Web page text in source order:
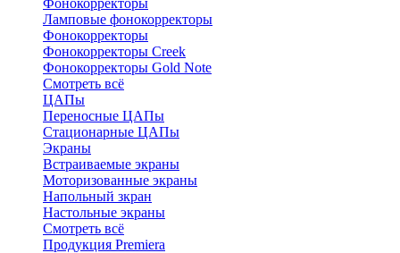
Фонокорректоры
Ламповые фонокорректоры
Фонокорректоры
Фонокорректоры Creek
Фонокорректоры Gold Note
Смотреть всё
ЦАПы
Переносные ЦАПы
Стационарные ЦАПы
Экраны
Встраиваемые экраны
Моторизованные экраны
Напольный зкран
Настольные экраны
Смотреть всё
Продукция Premiera